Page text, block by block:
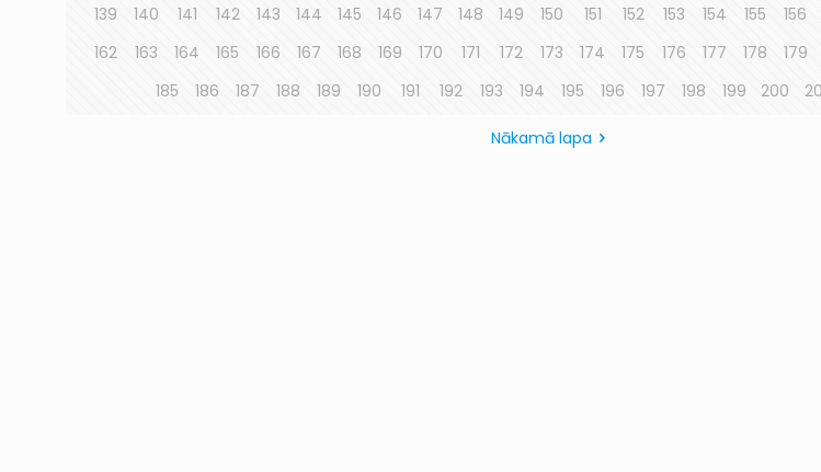
139
140 141 142 143 144 145 146 147 148 149 150 151 152 153 154 155 156
162
163 164 165 166 167 168 169 170 171 172 173 174 175 176 177 178 179
185
186 187 188 189 190 191 192 193 194 195 196 197 198 199 200
Nākamā lapa